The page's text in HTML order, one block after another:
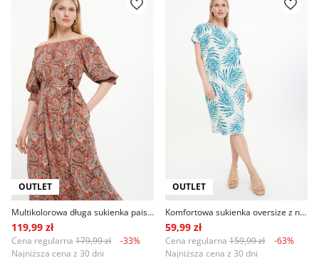
OUTLET
Multikolorowa długa sukienka paisley
119,99 zł
Cena regularna 179,99 zł
-33%
Najniższa cena z 30 dni
OUTLET
Komfortowa sukienka oversize z nadrukiem w liście palmy
59,99 zł
Cena regularna 159,99 zł
-63%
Najniższa cena z 30 dni